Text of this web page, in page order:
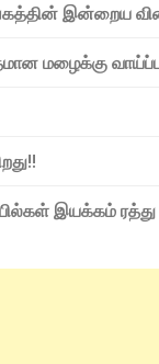
இன்றைய
மழைக்கு
இயக்கம் ரத்து